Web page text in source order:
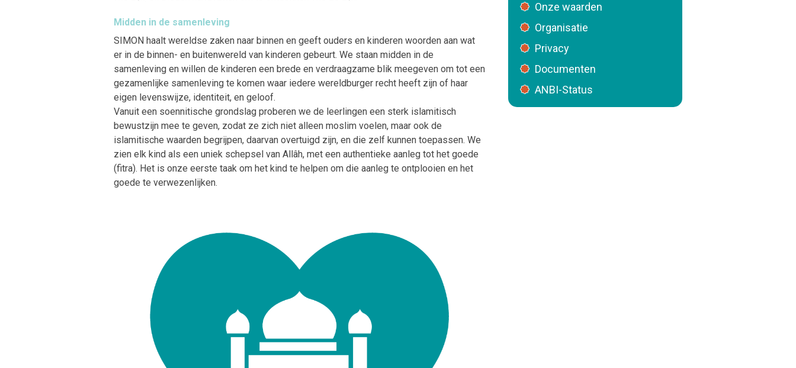
Midden in de samenleving
SIMON haalt wereldse zaken naar binnen en geeft ouders en kinderen woorden aan wat
er in de binnen- en buitenwereld van kinderen gebeurt. We staan midden in de
samenleving en willen de kinderen een brede en verdraagzame blik meegeven om tot een
gezamenlijke samenleving te komen waar iedere wereldburger recht heeft zijn of haar
eigen levenswijze, identiteit, en geloof.
Vanuit een soennitische grondslag proberen we de leerlingen een sterk islamitisch
bewustzijn mee te geven, zodat ze zich niet alleen moslim voelen, maar ook de
islamitische waarden begrijpen, daarvan overtuigd zijn, en die zelf kunnen toepassen. We
zien elk kind als een uniek schepsel van Allâh, met een authentieke aanleg tot het goede
(fitra). Het is onze eerste taak om het kind te helpen om die aanleg te ontplooien en het
goede te verwezenlijken.
Onze waarden
Organisatie
Privacy
Documenten
ANBI-Status